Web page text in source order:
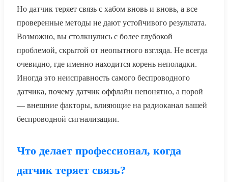
Но датчик теряет связь с хабом вновь и вновь, а все
проверенные методы не дают устойчивого результата.
Возможно, вы столкнулись с более глубокой
проблемой, скрытой от неопытного взгляда. Не всегда
очевидно, где именно находится корень неполадки.
Иногда это неисправность самого беспроводного
датчика, почему датчик оффлайн непонятно, а порой
— внешние факторы, влияющие на радиоканал вашей
беспроводной сигнализации.
Что делает профессионал, когда
датчик теряет связь?